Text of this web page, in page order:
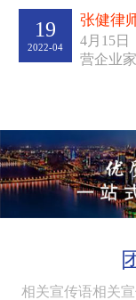
19
2022-04
4月15日
营企业
相关宣传语相关